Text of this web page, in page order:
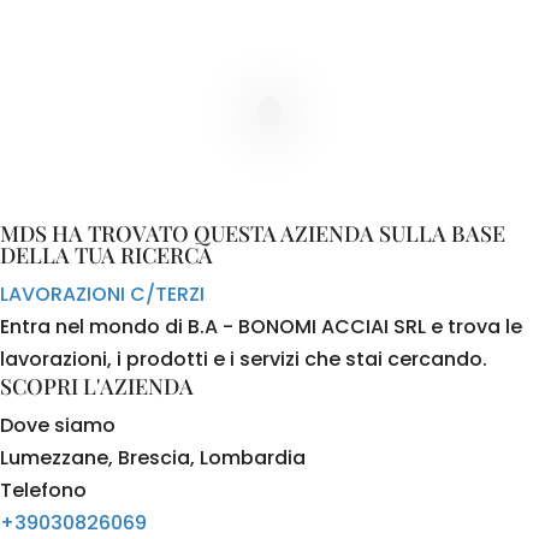
MDS HA TROVATO QUESTA AZIENDA SULLA BASE
DELLA TUA RICERCA
LAVORAZIONI C/TERZI
Entra nel mondo di B.A - BONOMI ACCIAI SRL e trova le
lavorazioni, i prodotti e i servizi che stai cercando.
SCOPRI L'AZIENDA
Dove siamo
Lumezzane, Brescia, Lombardia
Telefono
+39030826069